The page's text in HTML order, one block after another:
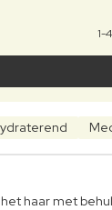
1-
haar met